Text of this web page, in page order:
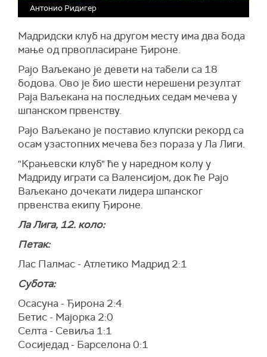
Антонио Ридигер
Мадридски клуб на другом месту има два бода
мање од првопласиране Ђироне.
Рајо Ваљекано је девети на табели са 18
бодова. Ово је био шести нерешени резултат
Раја Ваљекана на последњих седам мечева у
шпанском првенству.
Рајо Ваљекано је поставио клупски рекорд са
осам узастопних мечева без пораза у Ла Лиги.
"Крањевски клуб" ће у наредном колу у
Мадриду играти са Валенсијом, док ће Рајо
Ваљекано дочекати лидера шпанског
првенства екипу Ђироне.
Ла Лига, 12. коло:
Петак:
Лас Палмас - Атлетико Мадрид 2:1
Субота:
Осасуна - Ђирона 2:4
Бетис - Мајорка 2:0
Селта - Севиља 1:1
Сосиједад - Барселона 0:1